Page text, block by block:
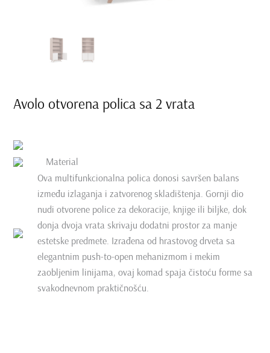
Avolo otvorena polica sa 2 vrata
Material
Ova multifunkcionalna polica donosi savršen balans
između izlaganja i zatvorenog skladištenja. Gornji dio
nudi otvorene police za dekoracije, knjige ili biljke, dok
donja dvoja vrata skrivaju dodatni prostor za manje
estetske predmete. Izrađena od hrastovog drveta sa
elegantnim push-to-open mehanizmom i mekim
zaobljenim linijama, ovaj komad spaja čistoću forme sa
svakodnevnom praktičnošću.